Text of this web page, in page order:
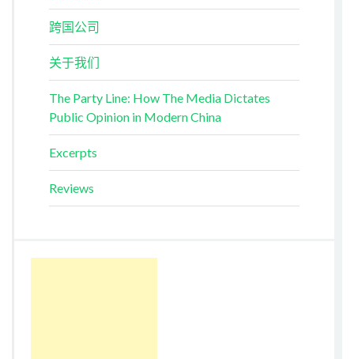
跨国公司
关于我们
The Party Line: How The Media Dictates
Public Opinion in Modern China
Excerpts
Reviews